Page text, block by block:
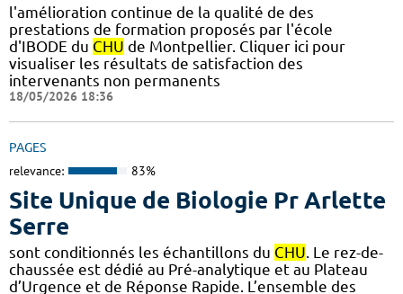
l'amélioration continue de la qualité de des
prestations de formation proposés par l'école
d'IBODE du CHU de Montpellier. Cliquer ici pour
visualiser les résultats de satisfaction des
intervenants non permanents
18/05/2026 18:36
PAGES
relevance: 83%
Site Unique de Biologie Pr Arlette
Serre
sont conditionnés les échantillons du CHU. Le rez-de-
chaussée est dédié au Pré-analytique et au Plateau
d’Urgence et de Réponse Rapide. L’ensemble des